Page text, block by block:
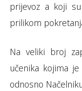
prijevoz a koji
prilikom
Na veliki broj
učenika kojima
odnosno